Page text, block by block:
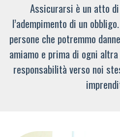
Assicurarsi è un atto
l’adempimento di un
persone che potremmo
amiamo e prima di ogni
responsabilità verso noi